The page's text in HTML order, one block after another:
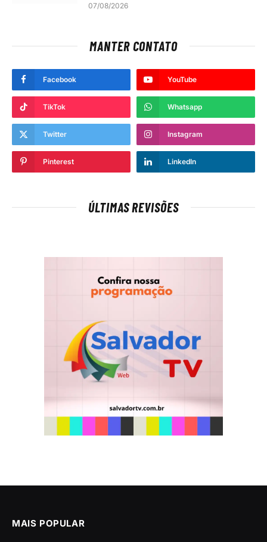
07/08/2026
MANTER CONTATO
Facebook YouTube
TikTok Whatsapp
Twitter Instagram
Pinterest LinkedIn
ÚLTIMAS REVISÕES
MAIS POPULAR